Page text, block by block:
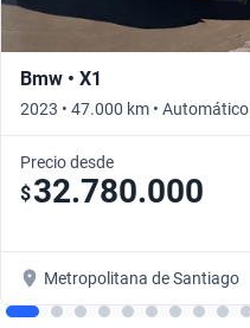
Bmw • X1
2023 • 47.000 km • Automático
Precio desde
$32.780.000
Metropolitana de Santiago